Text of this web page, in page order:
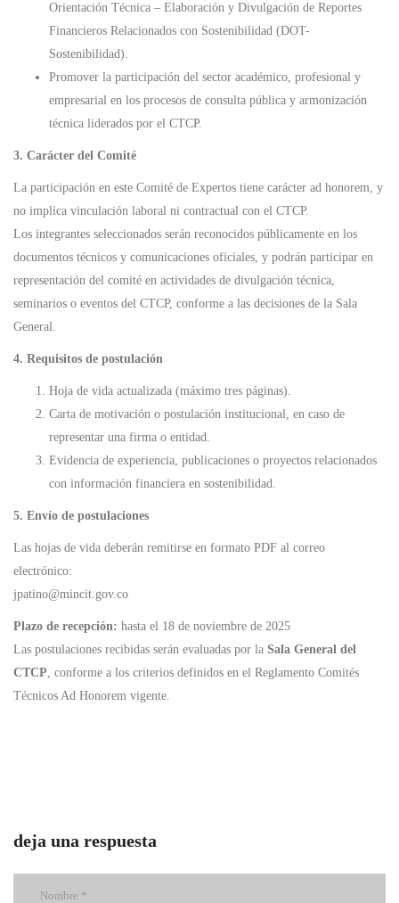
Orientación Técnica – Elaboración y Divulgación de Reportes
Financieros Relacionados con Sostenibilidad (DOT-
Sostenibilidad).
Promover la participación del sector académico, profesional y
empresarial en los procesos de consulta pública y armonización
técnica liderados por el CTCP.
3. Carácter del Comité
La participación en este Comité de Expertos tiene carácter ad honorem, y
no implica vinculación laboral ni contractual con el CTCP.
Los integrantes seleccionados serán reconocidos públicamente en los
documentos técnicos y comunicaciones oficiales, y podrán participar en
representación del comité en actividades de divulgación técnica,
seminarios o eventos del CTCP, conforme a las decisiones de la Sala
General.
4. Requisitos de postulación
Hoja de vida actualizada (máximo tres páginas).
Carta de motivación o postulación institucional, en caso de
representar una firma o entidad.
Evidencia de experiencia, publicaciones o proyectos relacionados
con información financiera en sostenibilidad.
5. Envío de postulaciones
Las hojas de vida deberán remitirse en formato PDF al correo
electrónico:
jpatino@mincit.gov.co
Plazo de recepción: hasta el 18 de noviembre de 2025
Las postulaciones recibidas serán evaluadas por la Sala General del
CTCP, conforme a los criterios definidos en el Reglamento Comités
Técnicos Ad Honorem vigente.
deja una respuesta